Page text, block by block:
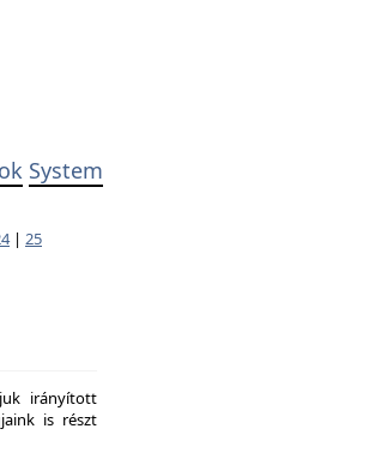
System
| 25
irányított
is részt